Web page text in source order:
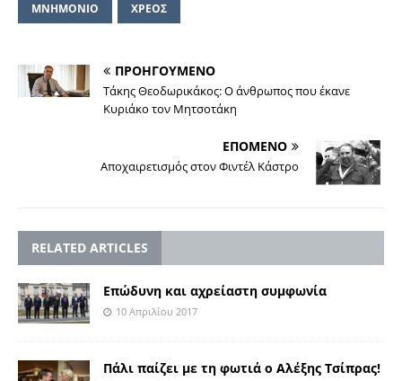
ΜΝΗΜΟΝΙΟ ΧΡΕΟΣ
ΠΡΟΗΓΟΥΜΕΝΟ
Τάκης Θεοδωρικάκος: Ο άνθρωπος που έκανε
Κυριάκο τον Μητσοτάκη
ΕΠΟΜΕΝΟ
Αποχαιρετισμός στον Φιντέλ Κάστρο
RELATED ARTICLES
Επώδυνη και αχρείαστη συμφωνία
10 Απριλίου 2017
Πάλι παίζει με τη φωτιά ο Αλέξης Τσίπρας!